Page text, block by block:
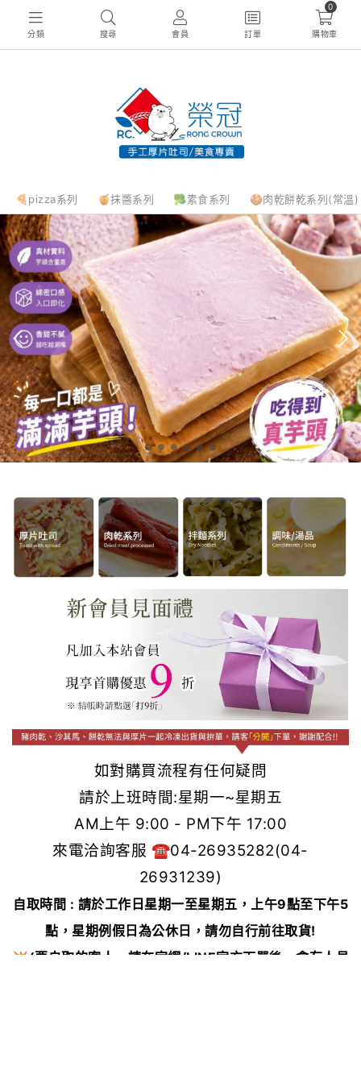
分類 搜尋 會員 訂單
0
購物車
🍕pizza系列 🍯抹醬系列 🥦素食系列 🍪肉乾餅乾系列(常溫)
如對購買流程有任何疑問
請於上班時間:星期一~星期五
AM上午 9:00 - PM下午 17:00
來電洽詢客服 ☎︎04-26935282(04-
26931239)
自取時間 : 請於工作日星期一至星期五，上午9點至下午5
點，星期例假日為公休日，請勿自行前往取貨!
💥(要自取的客人，請在官網/LINE官方下單後，會有人員